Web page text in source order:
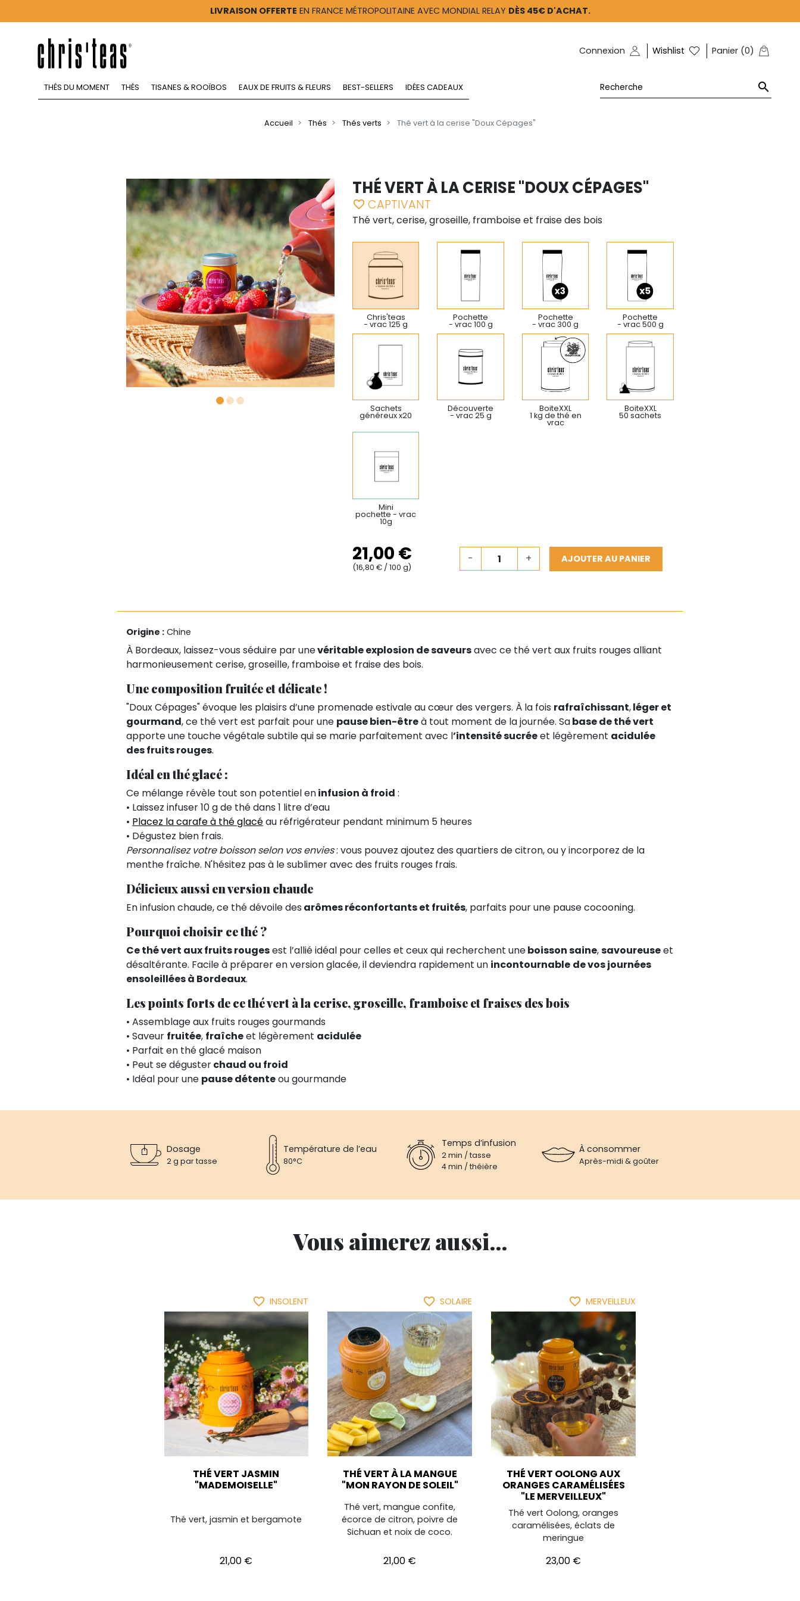
LIVRAISON OFFERTE EN FRANCE MÉTROPOLITAINE AVEC MONDIAL RELAY DÈS 45€ D'ACHAT.
Connexion Wishlist Panier (0)
THÉS DU MOMENT THÉS TISANES & ROOÏBOS EAUX DE FRUITS & FLEURS BEST-SELLERS IDÉES CADEAUX 
Accueil Thés Thés verts Thé vert à la cerise "Doux Cépages"
THÉ VERT À LA CERISE "DOUX CÉPAGES"
favorite_border CAPTIVANT
Thé vert, cerise, groseille, framboise et fraise des bois
Chris'teas
- vrac 125 g
Pochette
- vrac 100 g
Pochette
- vrac 300 g
Pochette
- vrac 500 g
Sachets
généreux x20
Découverte
- vrac 25 g
BoiteXXL
1 kg de thé en
vrac
BoiteXXL
50 sachets
Mini
pochette - vrac
10g
21,00 €
(16,80 € / 100 g)
- + AJOUTER AU PANIER
Origine : Chine
À Bordeaux, laissez-vous séduire par unevéritable explosion de saveursavec ce thé vert aux fruits rouges alliant
harmonieusement cerise, groseille, framboise et fraise des bois.
Une composition fruitée et délicate !
"Doux Cépages" évoque les plaisirs d’une promenade estivale au cœur des vergers. À la fois rafraîchissant,léger et
gourmand, ce thé vert est parfait pour une pause bien-êtreà tout moment de la journée. Sabase de thé vert
apporte une touche végétale subtile qui se marie parfaitement avec l’intensité sucréeet légèrement acidulée
des fruits rouges.
Idéal en thé glacé :
Ce mélange révèle tout son potentiel eninfusion à froid :
• Laissez infuser 10 g de thé dans 1 litre d’eau
• Placez la carafe à thé glacéau réfrigérateur pendant minimum 5 heures
• Dégustez bien frais.
Personnalisez votre boisson selon vos envies: vous pouvez ajoutez des quartiers de citron, ou y incorporez de la
menthe fraîche. N'hésitez pas à le sublimer avec des fruits rouges frais.
Délicieux aussi en version chaude
En infusion chaude, ce thé dévoile des arômes réconfortants et fruités, parfaits pour une pause cocooning.
Pourquoi choisir ce thé ?
Ce thé vert aux fruits rougesest l’allié idéal pour celles et ceux qui recherchent uneboisson saine,savoureuseet
désaltérante. Facile à préparer en version glacée, il deviendra rapidement un incontournable de vos journées
ensoleillées à Bordeaux.
Les points forts de ce thé vert à la cerise, groseille, framboise et fraises des bois
• Assemblage aux fruits rouges gourmands
• Saveur fruitée, fraîcheet légèrement acidulée
• Parfait en thé glacé maison
• Peut se dégusterchaud ou froid
• Idéal pour une pause détenteou gourmande
Dosage
2 g par tasse
Température de l’eau
80°C
Temps d’infusion
2 min / tasse
4 min / théière
À consommer
Après-midi & goûter
Vous aimerez aussi...
favorite_border INSOLENT
THÉ VERT JASMIN
"MADEMOISELLE"
Thé vert, jasmin et bergamote
Prix
21,00 €
favorite_border SOLAIRE
THÉ VERT À LA MANGUE
"MON RAYON DE SOLEIL"
Thé vert, mangue confite,
écorce de citron, poivre de
Sichuan et noix de coco.
Prix
21,00 €
favorite_border MERVEILLEUX
THÉ VERT OOLONG AUX
ORANGES CARAMÉLISÉES
"LE MERVEILLEUX"
Thé vert Oolong, oranges
caramélisées, éclats de
meringue
Prix
23,00 €